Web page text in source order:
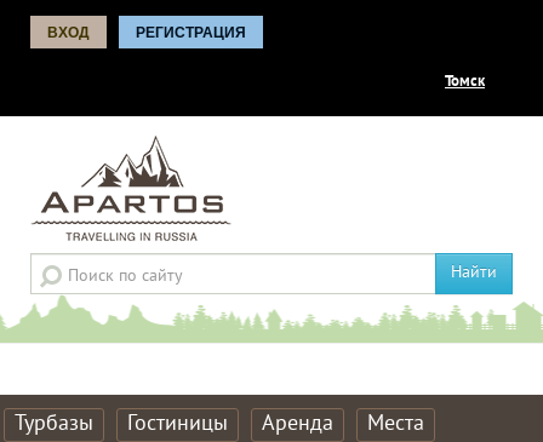
ВХОД РЕГИСТРАЦИЯ
Томск
Найти
Турбазы Гостиницы Аренда
Места